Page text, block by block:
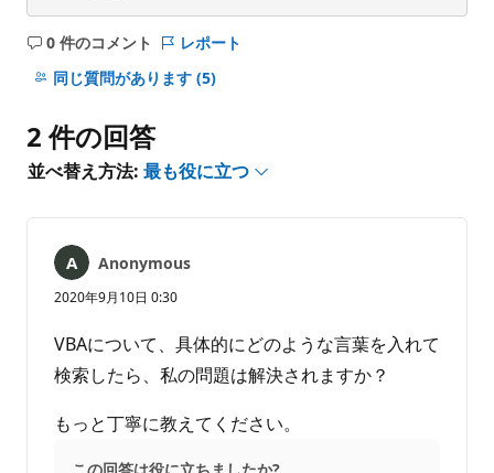
0 件のコメント
コ
メ
は
あ
ま
ん
レポート
同じ質問があります (5)
2 件の回答
並べ替え方法: 最も役に立つ
Anonymous
2020年9月10日 0:30
VBAについて、具体的にどのような言葉を入れて
検索したら、私の問題は解決されますか？
もっと丁寧に教えてください。